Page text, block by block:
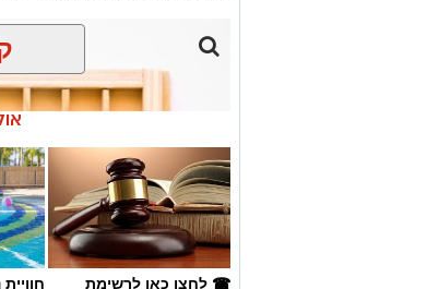
☎ לחצו כאן לרשימת